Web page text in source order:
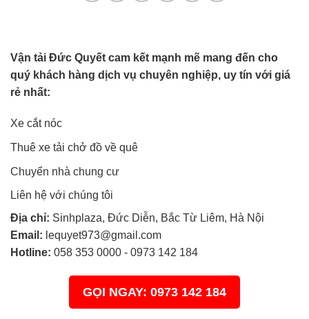
Vận tải Đức Quyết cam kết mạnh mẽ mang đến cho
quý khách hàng dịch vụ chuyên nghiệp, uy tín với giá
rẻ nhất:
Xe cắt nóc
Thuê xe tải chở đồ về quê
Chuyển nhà chung cư
Liên hệ với chúng tôi
Địa chỉ: Sinhplaza, Đức Diễn, Bắc Từ Liêm, Hà Nội
Email: lequyet973@gmail.com
Hotline: 058 353 0000 - 0973 142 184
GỌI NGAY: 0973 142 184